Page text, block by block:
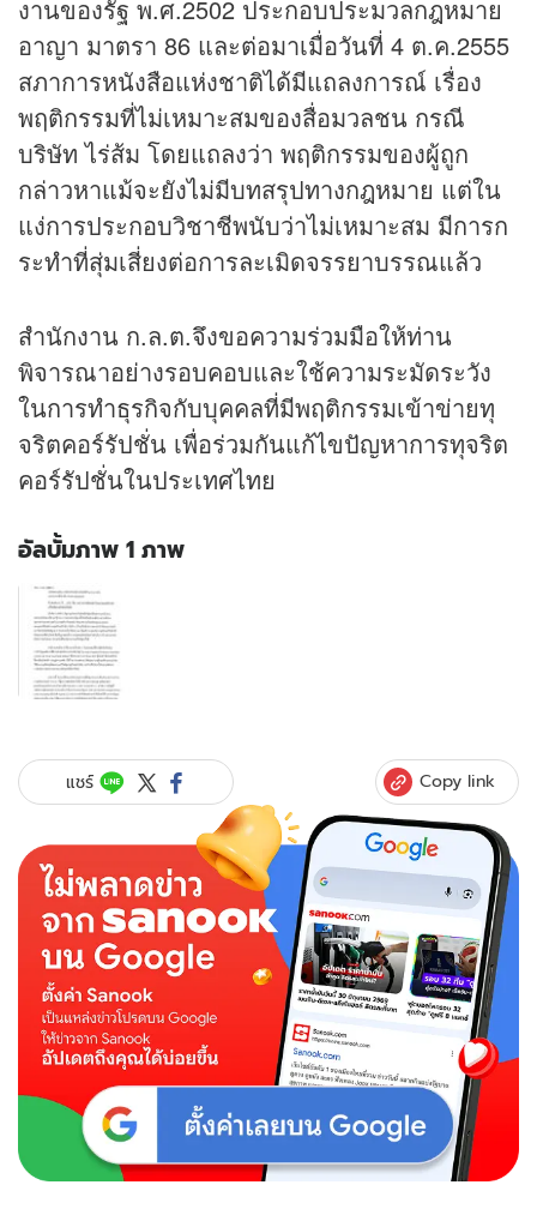
งานของรัฐ พ.ศ.2502 ประกอบประมวลกฎหมาย
อาญา มาตรา 86 และต่อมาเมื่อวันที่ 4 ต.ค.2555
สภาการหนังสือแห่งชาติได้มีแถลงการณ์ เรื่อง
พฤติกรรมที่ไม่เหมาะสมของสื่อมวลชน กรณี
บริษัท ไร่ส้ม โดยแถลงว่า พฤติกรรมของผู้ถูก
กล่าวหาแม้จะยังไม่มีบทสรุปทางกฎหมาย แต่ใน
แง่การประกอบวิชาชีพนับว่าไม่เหมาะสม มีการก
ระทำที่สุ่มเสี่ยงต่อการละเมิดจรรยาบรรณแล้ว
สำนักงาน ก.ล.ต.จึงขอความร่วมมือให้ท่าน
พิจารณาอย่างรอบคอบและใช้ความระมัดระวัง
ในการทำธุรกิจกับบุคคลที่มีพฤติกรรมเข้าข่ายทุ
จริตคอร์รัปชั่น เพื่อร่วมกันแก้ไขปัญหาการทุจริต
คอร์รัปชั่นในประเทศไทย
อัลบั้มภาพ 1 ภาพ
อัลบั้ม
ภาพ
ภาพ
ของ
ไร่
ส้ม
เข้า!
ก.ล.ต.
เตือน
บริษัท
เครือ
เลี่ยง
ธุรกิจ
แชร์ Copy link